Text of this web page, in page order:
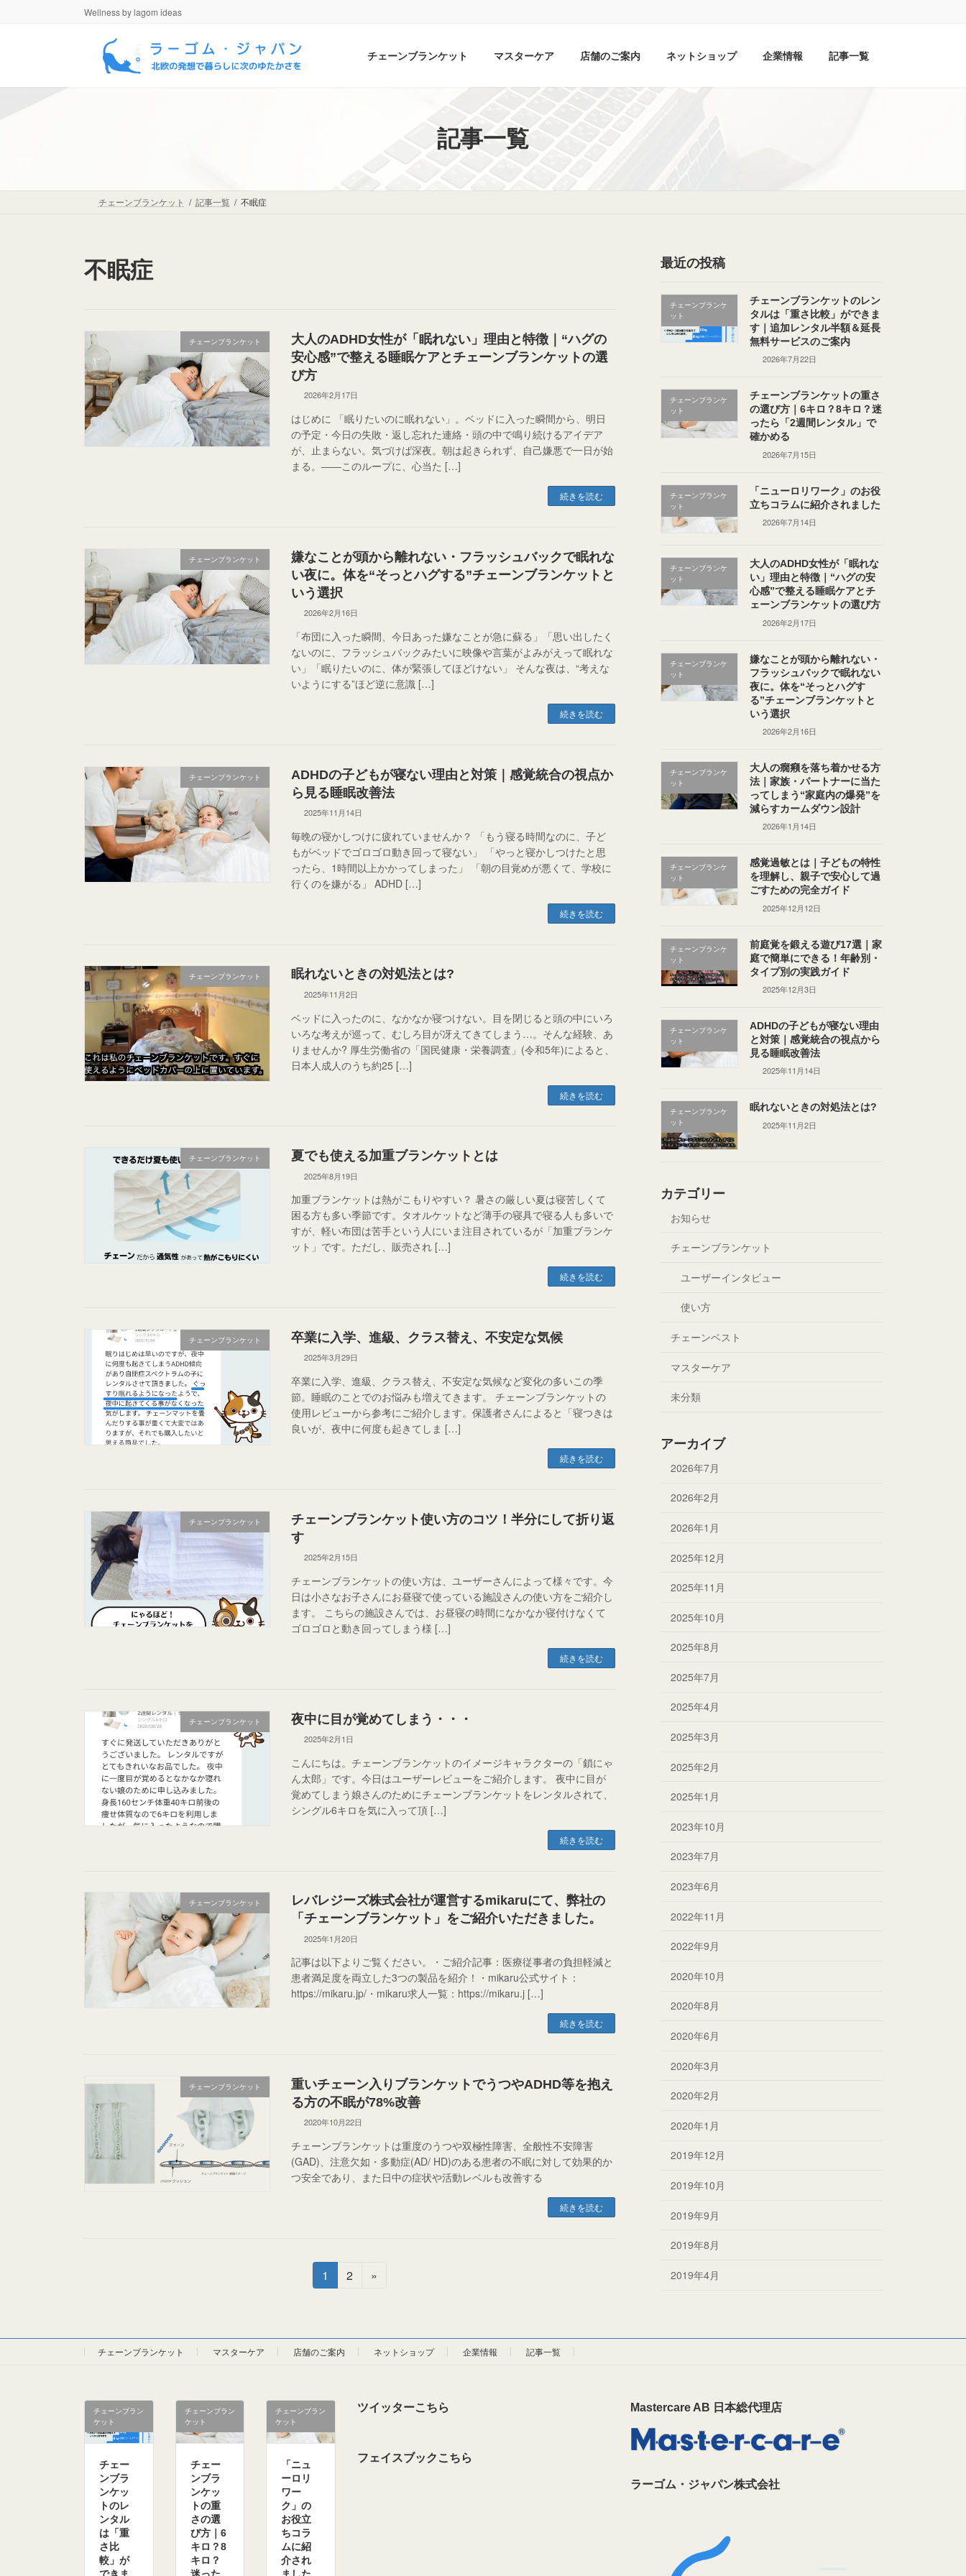
Wellness by lagom ideas
チェーンブランケット マスターケア 店舗のご案内 ネットショップ 企業情報 記事一覧
記事一覧
チェーンブランケット 記事一覧 不眠症
不眠症
チェーンブランケット
大人のADHD女性が「眠れない」理由と特徴｜“ハグの
安心感”で整える睡眠ケアとチェーンブランケットの選
び方
2026年2月17日
はじめに 「眠りたいのに眠れない」。ベッドに入った瞬間から、明日
の予定・今日の失敗・返し忘れた連絡・頭の中で鳴り続けるアイデア
が、止まらない。気づけば深夜。朝は起きられず、自己嫌悪で一日が始
まる。――このループに、心当た […]
続きを読む
チェーンブランケット
嫌なことが頭から離れない・フラッシュバックで眠れな
い夜に。体を“そっとハグする”チェーンブランケットと
いう選択
2026年2月16日
「布団に入った瞬間、今日あった嫌なことが急に蘇る」「思い出したく
ないのに、フラッシュバックみたいに映像や言葉がよみがえって眠れな
い」「眠りたいのに、体が緊張してほどけない」 そんな夜は、“考えな
いようにする”ほど逆に意識 […]
続きを読む
チェーンブランケット
ADHDの子どもが寝ない理由と対策｜感覚統合の視点か
ら見る睡眠改善法
2025年11月14日
毎晩の寝かしつけに疲れていませんか？ 「もう寝る時間なのに、子ど
もがベッドでゴロゴロ動き回って寝ない」 「やっと寝かしつけたと思
ったら、1時間以上かかってしまった」 「朝の目覚めが悪くて、学校に
行くのを嫌がる」 ADHD […]
続きを読む
チェーンブランケット 眠れないときの対処法とは?
2025年11月2日
ベッドに入ったのに、なかなか寝つけない。目を閉じると頭の中にいろ
いろな考えが巡って、むしろ目が冴えてきてしまう…。そんな経験、あ
りませんか? 厚生労働省の「国民健康・栄養調査」(令和5年)によると、
日本人成人のうち約25 […]
続きを読む
チェーンブランケット 夏でも使える加重ブランケットとは
2025年8月19日
加重ブランケットは熱がこもりやすい？ 暑さの厳しい夏は寝苦しくて
困る方も多い季節です。タオルケットなど薄手の寝具で寝る人も多いで
すが、軽い布団は苦手という人にいま注目されているが「加重ブランケ
ット」です。ただし、販売され […]
続きを読む
チェーンブランケット 卒業に入学、進級、クラス替え、不安定な気候
2025年3月29日
卒業に入学、進級、クラス替え、不安定な気候など変化の多いこの季
節。睡眠のことでのお悩みも増えてきます。 チェーンブランケットの
使用レビューから参考にご紹介します。保護者さんによると「寝つきは
良いが、夜中に何度も起きてしま […]
続きを読む
チェーンブランケット
チェーンブランケット使い方のコツ！半分にして折り返
す
2025年2月15日
チェーンブランケットの使い方は、ユーザーさんによって様々です。今
日は小さなお子さんにお昼寝で使っている施設さんの使い方をご紹介し
ます。 こちらの施設さんでは、お昼寝の時間になかなか寝付けなくて
ゴロゴロと動き回ってしまう様 […]
続きを読む
チェーンブランケット 夜中に目が覚めてしまう・・・
2025年2月1日
こんにちは。チェーンブランケットのイメージキャラクターの「鎖にゃ
ん太郎」です。今日はユーザーレビューをご紹介します。 夜中に目が
覚めてしまう娘さんのためにチェーンブランケットをレンタルされて、
シングル6キロを気に入って頂 […]
続きを読む
チェーンブランケット
レバレジーズ株式会社が運営するmikaruにて、弊社の
「チェーンブランケット」をご紹介いただきました。
2025年1月20日
記事は以下よりご覧ください。・ご紹介記事：医療従事者の負担軽減と
患者満足度を両立した3つの製品を紹介！・mikaru公式サイト：
https://mikaru.jp/・mikaru求人一覧：https://mikaru.j […]
続きを読む
チェーンブランケット
重いチェーン入りブランケットでうつやADHD等を抱え
る方の不眠が78%改善
2020年10月22日
チェーンブランケットは重度のうつや双極性障害、全般性不安障害
(GAD)、注意欠如・多動症(AD/ HD)のある患者の不眠に対して効果的か
つ安全であり、また日中の症状や活動レベルも改善する
続きを読む
ペ
ジ
送
り
固
定
ジ
1
固
ジ
2 »
最近の投稿
チェーンブランケ
ット
チェーンブランケットのレン
タルは「重さ比較」ができま
す｜追加レンタル半額＆延長
無料サービスのご案内
2026年7月22日
チェーンブランケ
ット
チェーンブランケットの重さ
の選び方｜6キロ？8キロ？迷
ったら「2週間レンタル」で
確かめる
2026年7月15日
チェーンブランケ
ット
「ニューロリワーク」のお役
立ちコラムに紹介されました
2026年7月14日
チェーンブランケ
ット
大人のADHD女性が「眠れな
い」理由と特徴｜“ハグの安
心感”で整える睡眠ケアとチ
ェーンブランケットの選び方
2026年2月17日
チェーンブランケ
ット
嫌なことが頭から離れない・
フラッシュバックで眠れない
夜に。体を“そっとハグす
る”チェーンブランケットと
いう選択
2026年2月16日
チェーンブランケ
ット
大人の癇癪を落ち着かせる方
法｜家族・パートナーに当た
ってしまう“家庭内の爆発”を
減らすカームダウン設計
2026年1月14日
チェーンブランケ
ット
感覚過敏とは｜子どもの特性
を理解し、親子で安心して過
ごすための完全ガイド
2025年12月12日
チェーンブランケ
ット
前庭覚を鍛える遊び17選｜家
庭で簡単にできる！年齢別・
タイプ別の実践ガイド
2025年12月3日
チェーンブランケ
ット
ADHDの子どもが寝ない理由
と対策｜感覚統合の視点から
見る睡眠改善法
2025年11月14日
チェーンブランケ
ット
眠れないときの対処法とは?
2025年11月2日
カテゴリー
お知らせ
チェーンブランケット
ユーザーインタビュー
使い方
チェーンベスト
マスターケア
未分類
アーカイブ
2026年7月
2026年2月
2026年1月
2025年12月
2025年11月
2025年10月
2025年8月
2025年7月
2025年4月
2025年3月
2025年2月
2025年1月
2023年10月
2023年7月
2023年6月
2022年11月
2022年9月
2020年10月
2020年8月
2020年6月
2020年3月
2020年2月
2020年1月
2019年12月
2019年10月
2019年9月
2019年8月
2019年4月
チェーンブランケット マスターケア 店舗のご案内 ネットショップ 企業情報 記事一覧
チェーンブラン
ケット
チェー
ンブラ
ンケッ
トのレ
ンタル
は「重
さ比
較」が
できま
チェーンブラン
ケット
チェー
ンブラ
ンケッ
トの重
さの選
び方｜6
キロ？8
キロ？
迷った
チェーンブラン
ケット
「ニュ
ーロリ
ワー
ク」の
お役立
ちコラ
ムに紹
介され
ました
ツイッターこちら
フェイスブックこちら
Mastercare AB 日本総代理店
ラーゴム・ジャパン株式会社